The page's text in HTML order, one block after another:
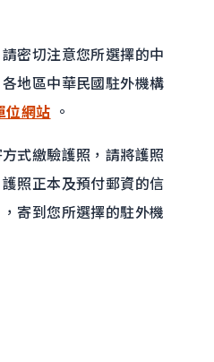
密切注意您所選擇的中
地區中華民國駐外機構
位網站 。
式繳驗護照，請將護照
護照正本及預付郵資的信
寄到您所選擇的駐外機